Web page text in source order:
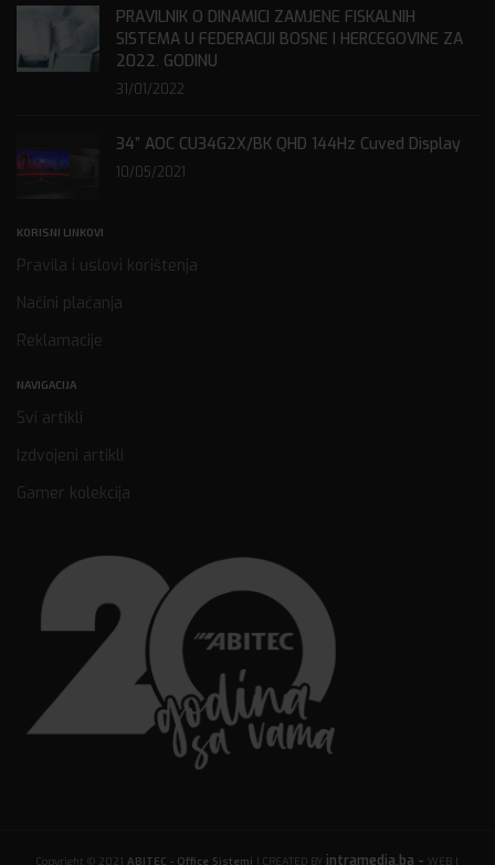
PRAVILNIK O DINAMICI ZAMJENE FISKALNIH
SISTEMA U FEDERACIJI BOSNE I HERCEGOVINE ZA
2022. GODINU
31/01/2022
34” AOC CU34G2X/BK QHD 144Hz Cuved Display
10/05/2021
KORISNI LINKOVI
Pravila i uslovi korištenja
Načini plaćanja
Reklamacije
NAVIGACIJA
Svi artikli
Izdvojeni artikli
Gamer kolekcija
Copyright © 2021 ABITEC - Office Sistemi | CREATED BY intramedia.ba - WEB |